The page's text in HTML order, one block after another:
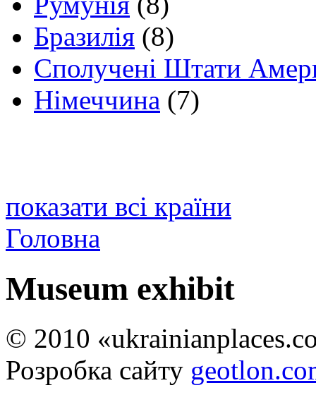
Бразилія (8)
Сполучені Штати
Німеччина (7)
показати всі країни
Головна
Museum exhibit
© 2010
Розробка сайту